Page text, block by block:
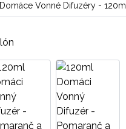
Domáce Vonné Difuzéry - 120ml